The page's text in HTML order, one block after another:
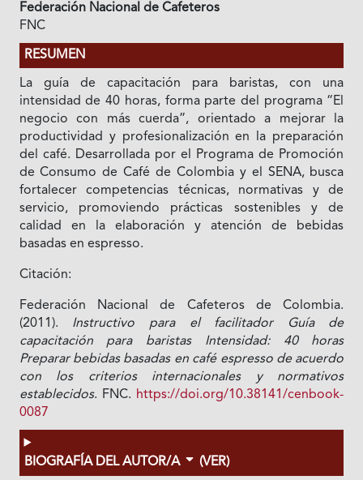
Federación Nacional de Cafeteros
FNC
RESUMEN
La guía de capacitación para baristas, con una
intensidad de 40 horas, forma parte del programa “El
negocio con más cuerda”, orientado a mejorar la
productividad y profesionalización en la preparación
del café. Desarrollada por el Programa de Promoción
de Consumo de Café de Colombia y el SENA, busca
fortalecer competencias técnicas, normativas y de
servicio, promoviendo prácticas sostenibles y de
calidad en la elaboración y atención de bebidas
basadas en espresso.
Citación:
Federación Nacional de Cafeteros de Colombia.
(2011). Instructivo para el facilitador Guía de
capacitación para baristas Intensidad: 40 horas
Preparar bebidas basadas en café espresso de acuerdo
con los criterios internacionales y normativos
establecidos. FNC. https://doi.org/10.38141/cenbook-
0087
BIOGRAFÍA DEL AUTOR/A (VER)